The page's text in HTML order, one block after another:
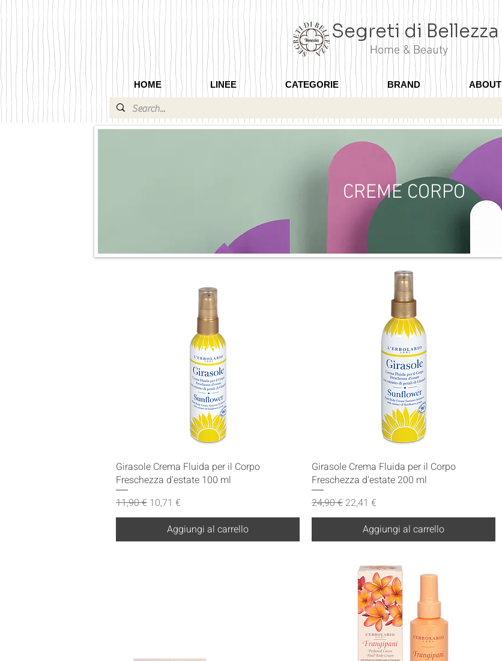
Segreti di Bellezza
Home & Beauty
HOME LINEE CATEGORIE BRAND ABOUT
CREME CORPO
Vista rapida
Girasole Crema Fluida per il Corpo
Freschezza d'estate 100 ml
Prezzo regolare
11,90 € Prezzo scontato
10,71 €
Aggiungi al carrello
Vista rapida
Girasole Crema Fluida per il Corpo
Freschezza d'estate 200 ml
Prezzo regolare
24,90 € Prezzo scontato
22,41 €
Aggiungi al carrello